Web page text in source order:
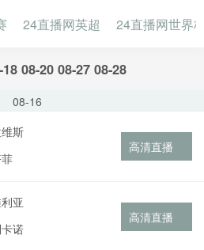
24直播网英超 24直播网世界
18 08-20 08-27 08-28
08-16
斯
高清直播
亚
诺
高清直播